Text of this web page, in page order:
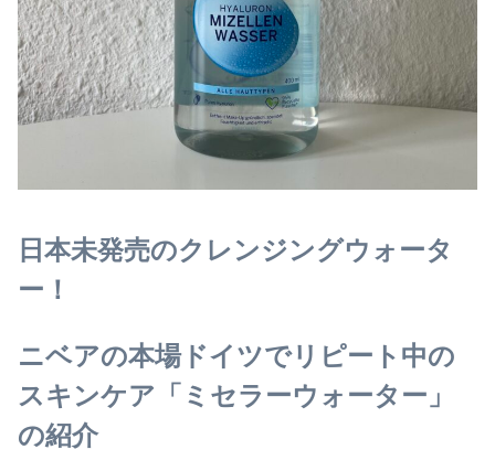
日本未発売のクレンジングウォータ
ー！
ニベアの本場ドイツでリピート中の
スキンケア「ミセラーウォーター」
の紹介